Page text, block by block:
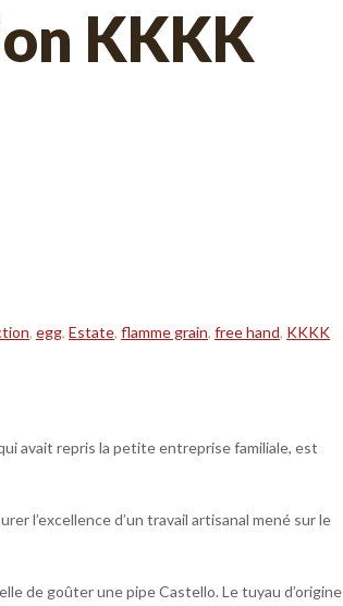
KKKK
, egg, Estate, flamme grain, free hand, KKKK
avait repris la petite entreprise familiale, est
l’excellence d’un travail artisanal mené sur le
de goûter une pipe Castello. Le tuyau d’origine